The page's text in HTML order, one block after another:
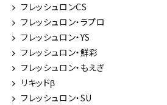
フレッシュロンCS
フレッシュロン・ラプロ
フレッシュロン・YS
フレッシュロン・鮮彩
フレッシュロン・もえぎ
リキッドβ
フレッシュロン・SU